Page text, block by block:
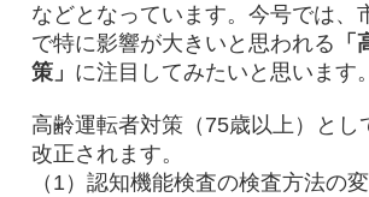
などとなっています。今号では、
で特に影響が大きいと思われる
策」 に注目してみたいと思います。
高齢運転者対策（75歳以上）とし
改正されます。
（1）認知機能検査の検査方法の